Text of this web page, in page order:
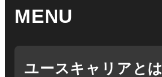
MENU
ユースキャリアとは